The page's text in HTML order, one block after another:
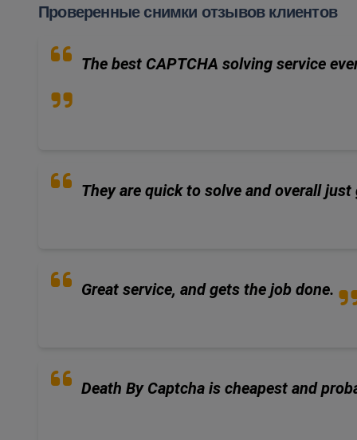
Проверенные снимки отзывов клиентов
The best CAPTCHA solving service
They are quick to solve and overall just
Great service, and gets the job done.
Death By Captcha is cheapest and